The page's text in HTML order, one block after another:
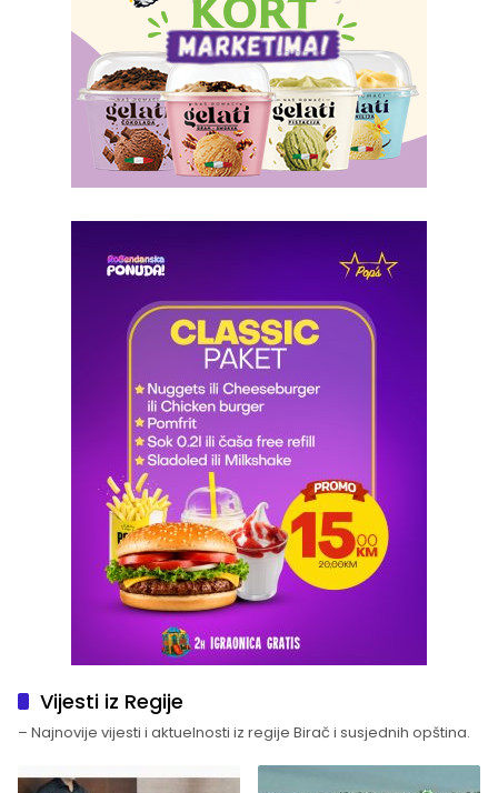
Vijesti iz Regije
– Najnovije vijesti i aktuelnosti iz regije Birač i susjednih opština.